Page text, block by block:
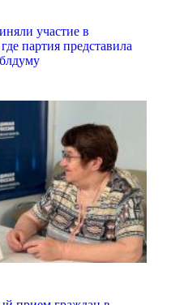
участие в
партия представила